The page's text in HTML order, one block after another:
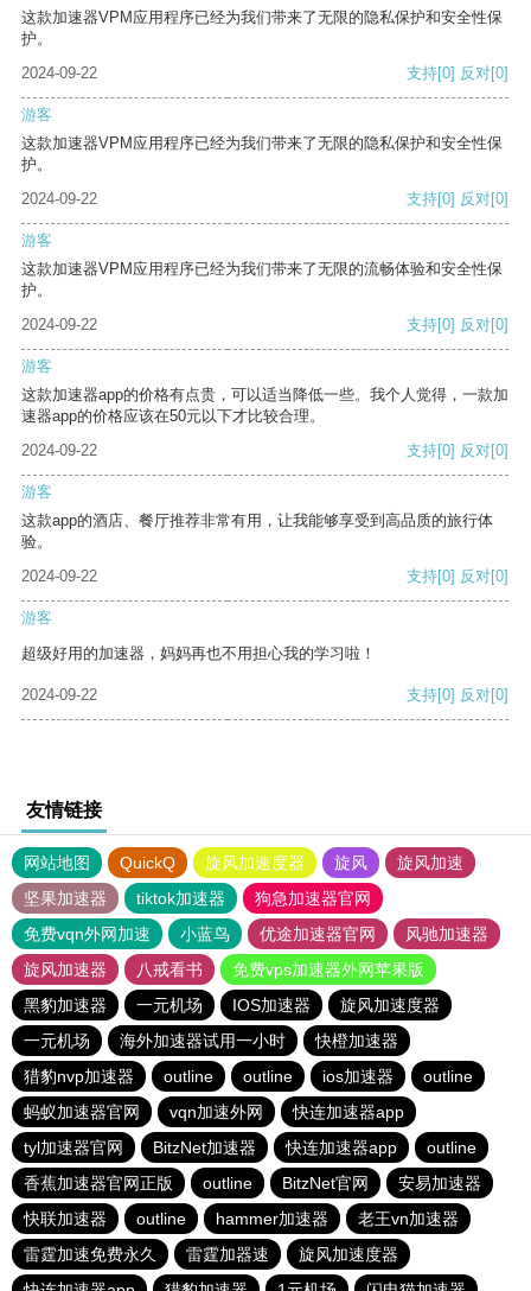
这款加速器VPM应用程序已经为我们带来了无限的隐私保护和安全性保
护。
2024-09-22
支持[0] 反对[0]
游客
这款加速器VPM应用程序已经为我们带来了无限的隐私保护和安全性保
护。
2024-09-22
支持[0] 反对[0]
游客
这款加速器VPM应用程序已经为我们带来了无限的流畅体验和安全性保
护。
2024-09-22
支持[0] 反对[0]
游客
这款加速器app的价格有点贵，可以适当降低一些。我个人觉得，一款加
速器app的价格应该在50元以下才比较合理。
2024-09-22
支持[0] 反对[0]
游客
这款app的酒店、餐厅推荐非常有用，让我能够享受到高品质的旅行体
验。
2024-09-22
支持[0] 反对[0]
游客
超级好用的加速器，妈妈再也不用担心我的学习啦！
2024-09-22 支持[0] 反对[0]
友情链接
网站地图 QuickQ 旋风加速度器 旋风
旋风加速
坚果加速器
tiktok加速器
狗急加速器官网
免费vqn外网加速
小蓝鸟 优途加速器官网
风驰加速器
旋风加速器
八戒看书
免费vps加速器外网苹果版
黑豹加速器
一元机场 IOS加速器
旋风加速度器
一元机场
海外加速器试用一小时
快橙加速器
猎豹nvp加速器
outline outline ios加速器
outline
蚂蚁加速器官网
vqn加速外网
快连加速器app
tyl加速器官网
BitzNet加速器 快连加速器app
outline
香蕉加速器官网正版
outline BitzNet官网
安易加速器
快联加速器
outline hammer加速器
老王vn加速器
雷霆加速免费永久
雷霆加器速
旋风加速度器